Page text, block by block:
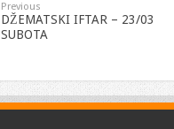
Previous
DŽEMATSKI IFTAR – 23/03
SUBOTA